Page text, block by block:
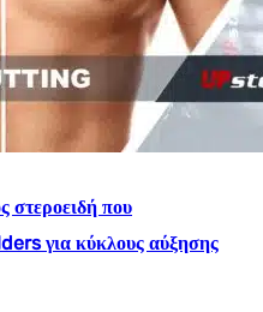
στεροειδή που
για κύκλους αύξησης